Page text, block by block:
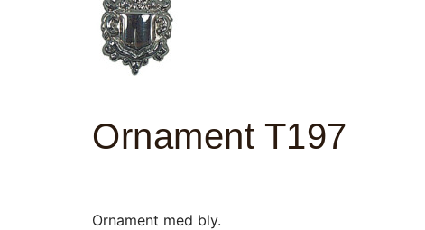
Ornament T197
Ornament med bly.